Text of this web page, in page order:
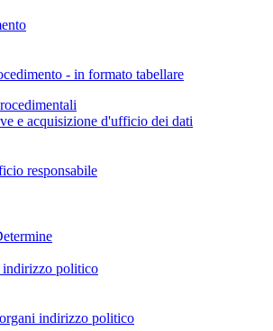
- in formato tabellare
e acquisizione d'ufficio dei dati
responsabile
indirizzo politico
indirizzo politico